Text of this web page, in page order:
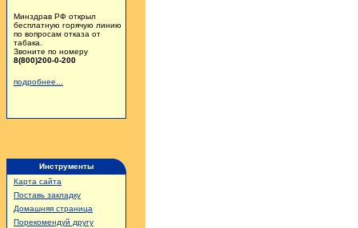
Минздрав РФ открыл
бесплатную горячую линию
по вопросам отказа от
табака.
Звоните по номеру
8(800)200-0-200
подробнее...
Инструменты
Карта сайта
Поставь закладку
Домашняя страница
Порекомендуй другу